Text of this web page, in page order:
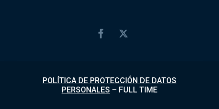
POLÍTICA DE PROTECCIÓN DE DATOS
PERSONALES – FULL TIME